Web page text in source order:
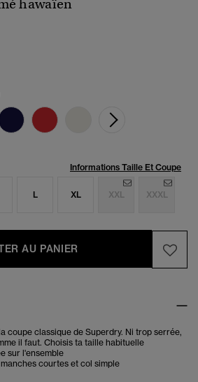
hawaïen
Informations Taille Et Coupe
L XL XXL XXXL
AU PANIER
coupe classique de Superdry. Ni trop serrée,
il faut. Choisis ta taille habituelle
sur l'ensemble
courtes et col simple